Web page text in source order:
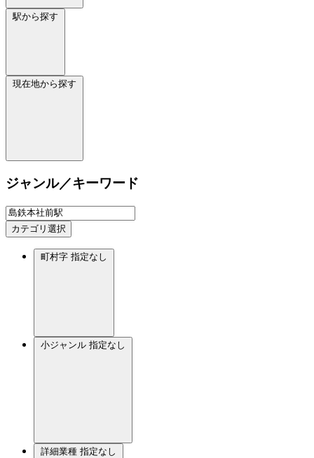
駅から探す
現在地から探す
ジャンル／キーワード
カテゴリ選択
町村字 指定なし
小ジャンル 指定なし
詳細業種 指定なし